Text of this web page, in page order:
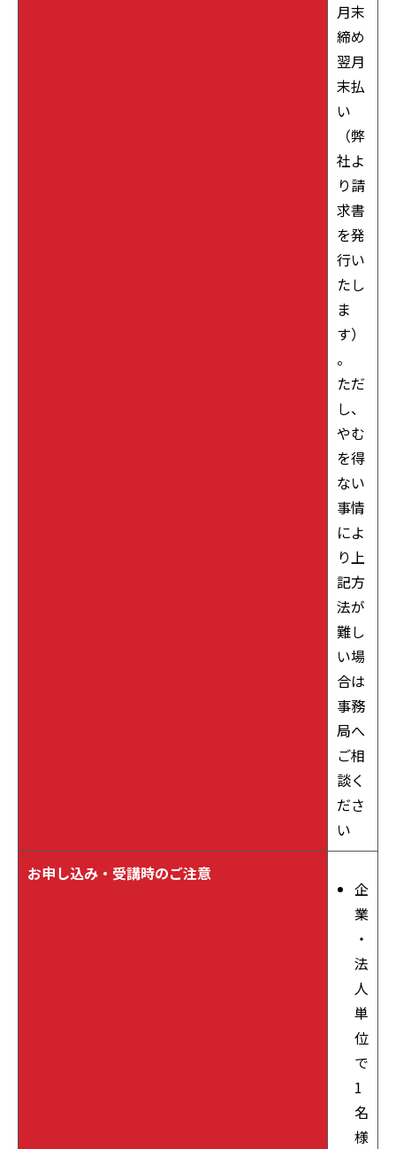
月末
締め
翌月
末払
い
（弊
社よ
り請
求書
を発
行い
たし
ま
す）
。
ただ
し、
やむ
を得
ない
事情
によ
り上
記方
法が
難し
い場
合は
事務
局へ
ご相
談く
ださ
い
お申し込み・受講時のご注意
企
業
・
法
人
単
位
で
1
名
様